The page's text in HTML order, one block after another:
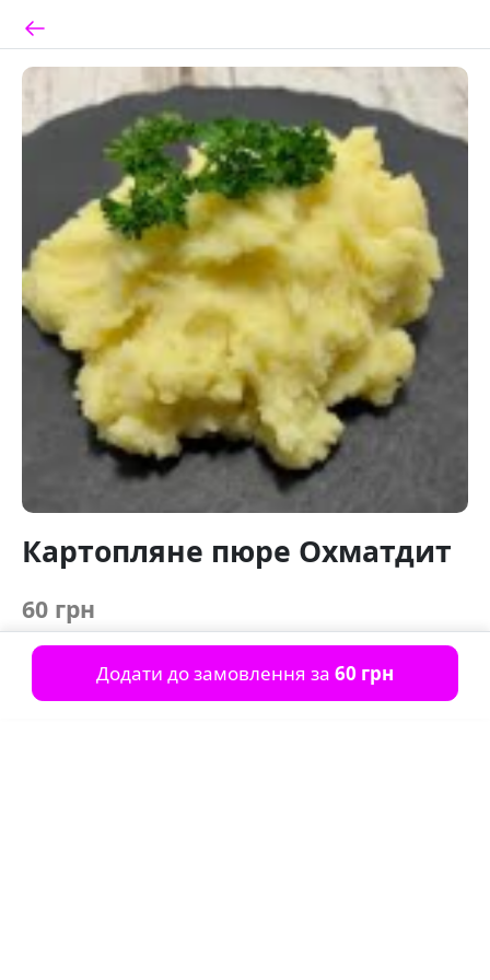
Картопляне пюре Охматдит
60 грн
Додати до замовлення за 60 грн